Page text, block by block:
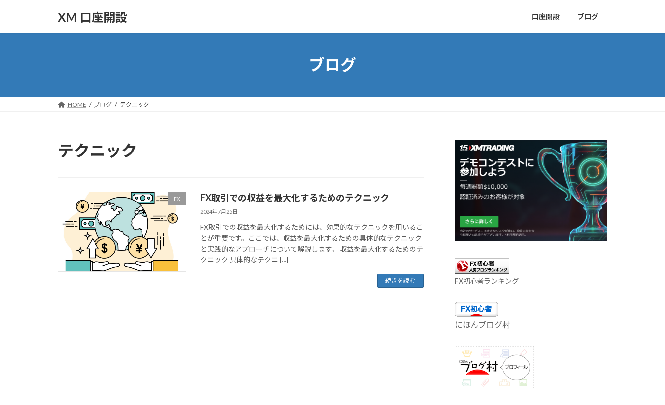
XM 口座開設 口座開設 ブログ
ブログ
HOME ブログ テクニック
テクニック
FX FX取引での収益を最大化するためのテクニック
2024年7月25日
FX取引での収益を最大化するためには、効果的なテクニックを用いるこ
とが重要です。ここでは、収益を最大化するための具体的なテクニック
と実践的なアプローチについて解説します。 収益を最大化するためのテ
クニック 具体的なテクニ […]
続きを読む FX初心者ランキング
にほんブログ村